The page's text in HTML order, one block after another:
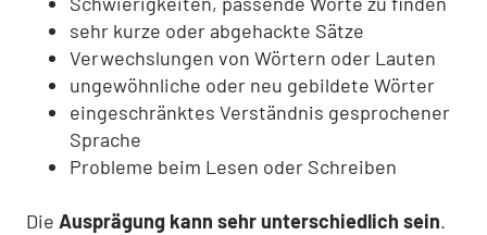
sehr kurze oder abgehackte Sätze
Verwechslungen von Wörtern oder Lauten
ungewöhnliche oder neu gebildete Wörter
eingeschränktes Verständnis gesprochener
Sprache
Probleme beim Lesen oder Schreiben
Die Ausprägung kann sehr unterschiedlich sein.